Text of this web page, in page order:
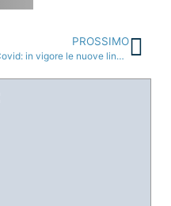
PROSSIMO
Covid: in vigore le nuove linee guida per la prevenzione del contagio nei cantieri